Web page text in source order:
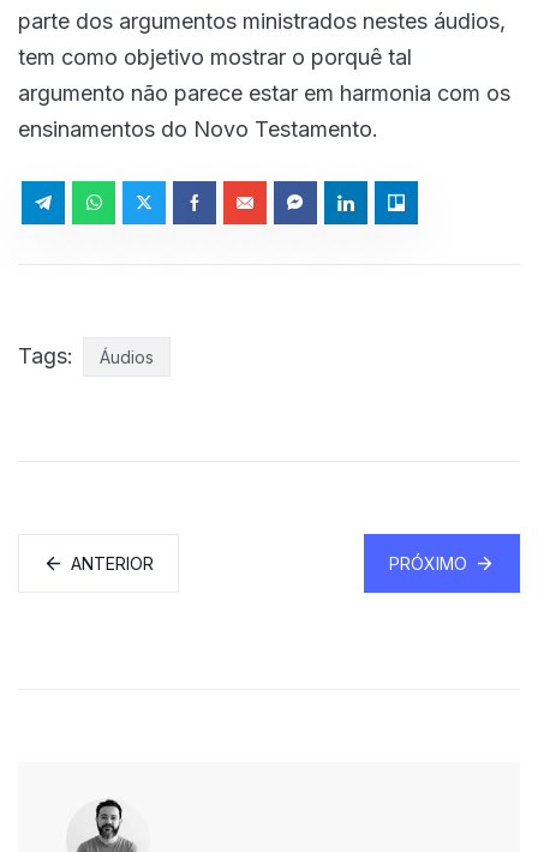
parte dos argumentos ministrados nestes áudios,
tem como objetivo mostrar o porquê tal
argumento não parece estar em harmonia com os
ensinamentos do Novo Testamento.
Tags: Áudios
ANTERIOR PRÓXIMO